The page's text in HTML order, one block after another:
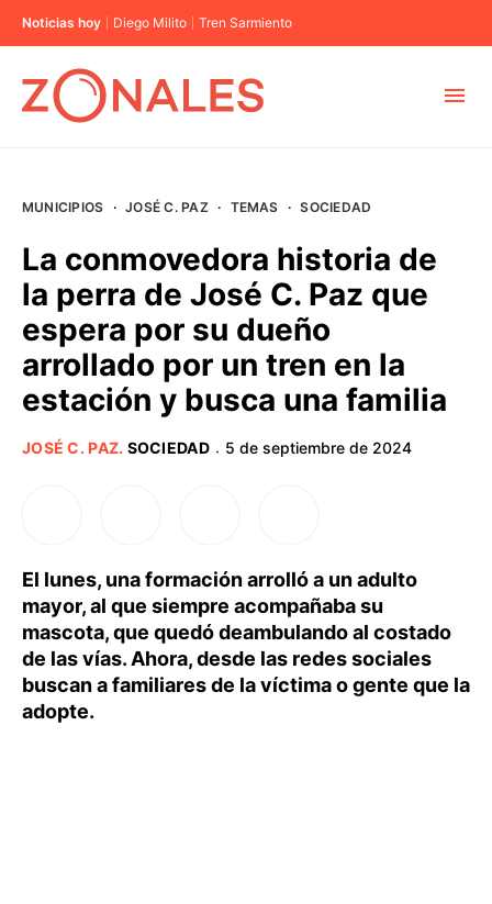
Noticias hoy Diego Milito Tren Sarmiento
BUENOS AIRES
PROVINCIAS
MUNICIPIOS · JOSÉ C. PAZ · TEMAS · SOCIEDAD
La conmovedora historia de
la perra de José C. Paz que
espera por su dueño
arrollado por un tren en la
estación y busca una familia
JOSÉ C. PAZ. SOCIEDAD · 5 de septiembre de 2024
El lunes, una formación arrolló a un adulto
mayor, al que siempre acompañaba su
mascota, que quedó deambulando al costado
de las vías. Ahora, desde las redes sociales
buscan a familiares de la víctima o gente que la
adopte.